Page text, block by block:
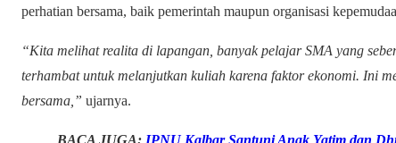
perhatian bersama, baik pemerintah maupun organisasi
“Kita melihat realita di lapangan, banyak pelajar SMA yang
terhambat untuk melanjutkan kuliah karena faktor ekonomi. Ini
bersama,” ujarnya.
BACA JUGA: IPNU Kalbar Santuni Anak Yatim dan